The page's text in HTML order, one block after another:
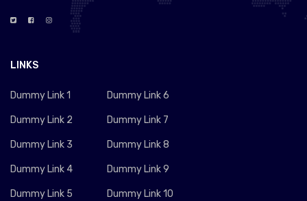
LINKS
Dummy Link 1
Dummy Link 2
Dummy Link 3
Dummy Link 4
Dummy Link 5
Dummy Link 6
Dummy Link 7
Dummy Link 8
Dummy Link 9
Dummy Link 10